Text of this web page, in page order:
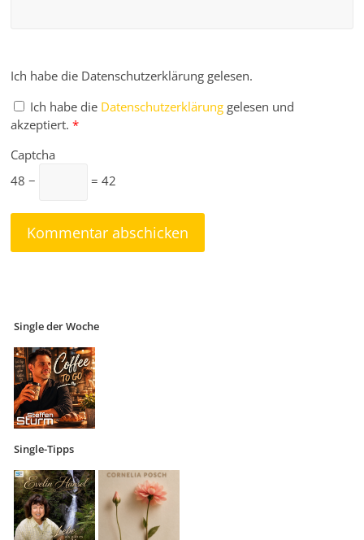
Ich habe die Datenschutzerklärung gelesen.
Ich habe die Datenschutzerklärung gelesen und
akzeptiert. *
Captcha
48 −
= 42
Single der Woche
Single-Tipps